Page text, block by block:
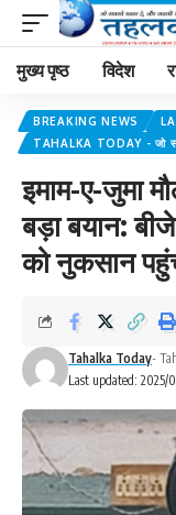
मुख्य पृष्ठ विदेश
BREAKING NEWS
TAHALKA TODAY - जो
इमाम-ए-जुमा
बड़ा बयान:
को नुकसान
Last updated: 2025/
Tahalka Today-